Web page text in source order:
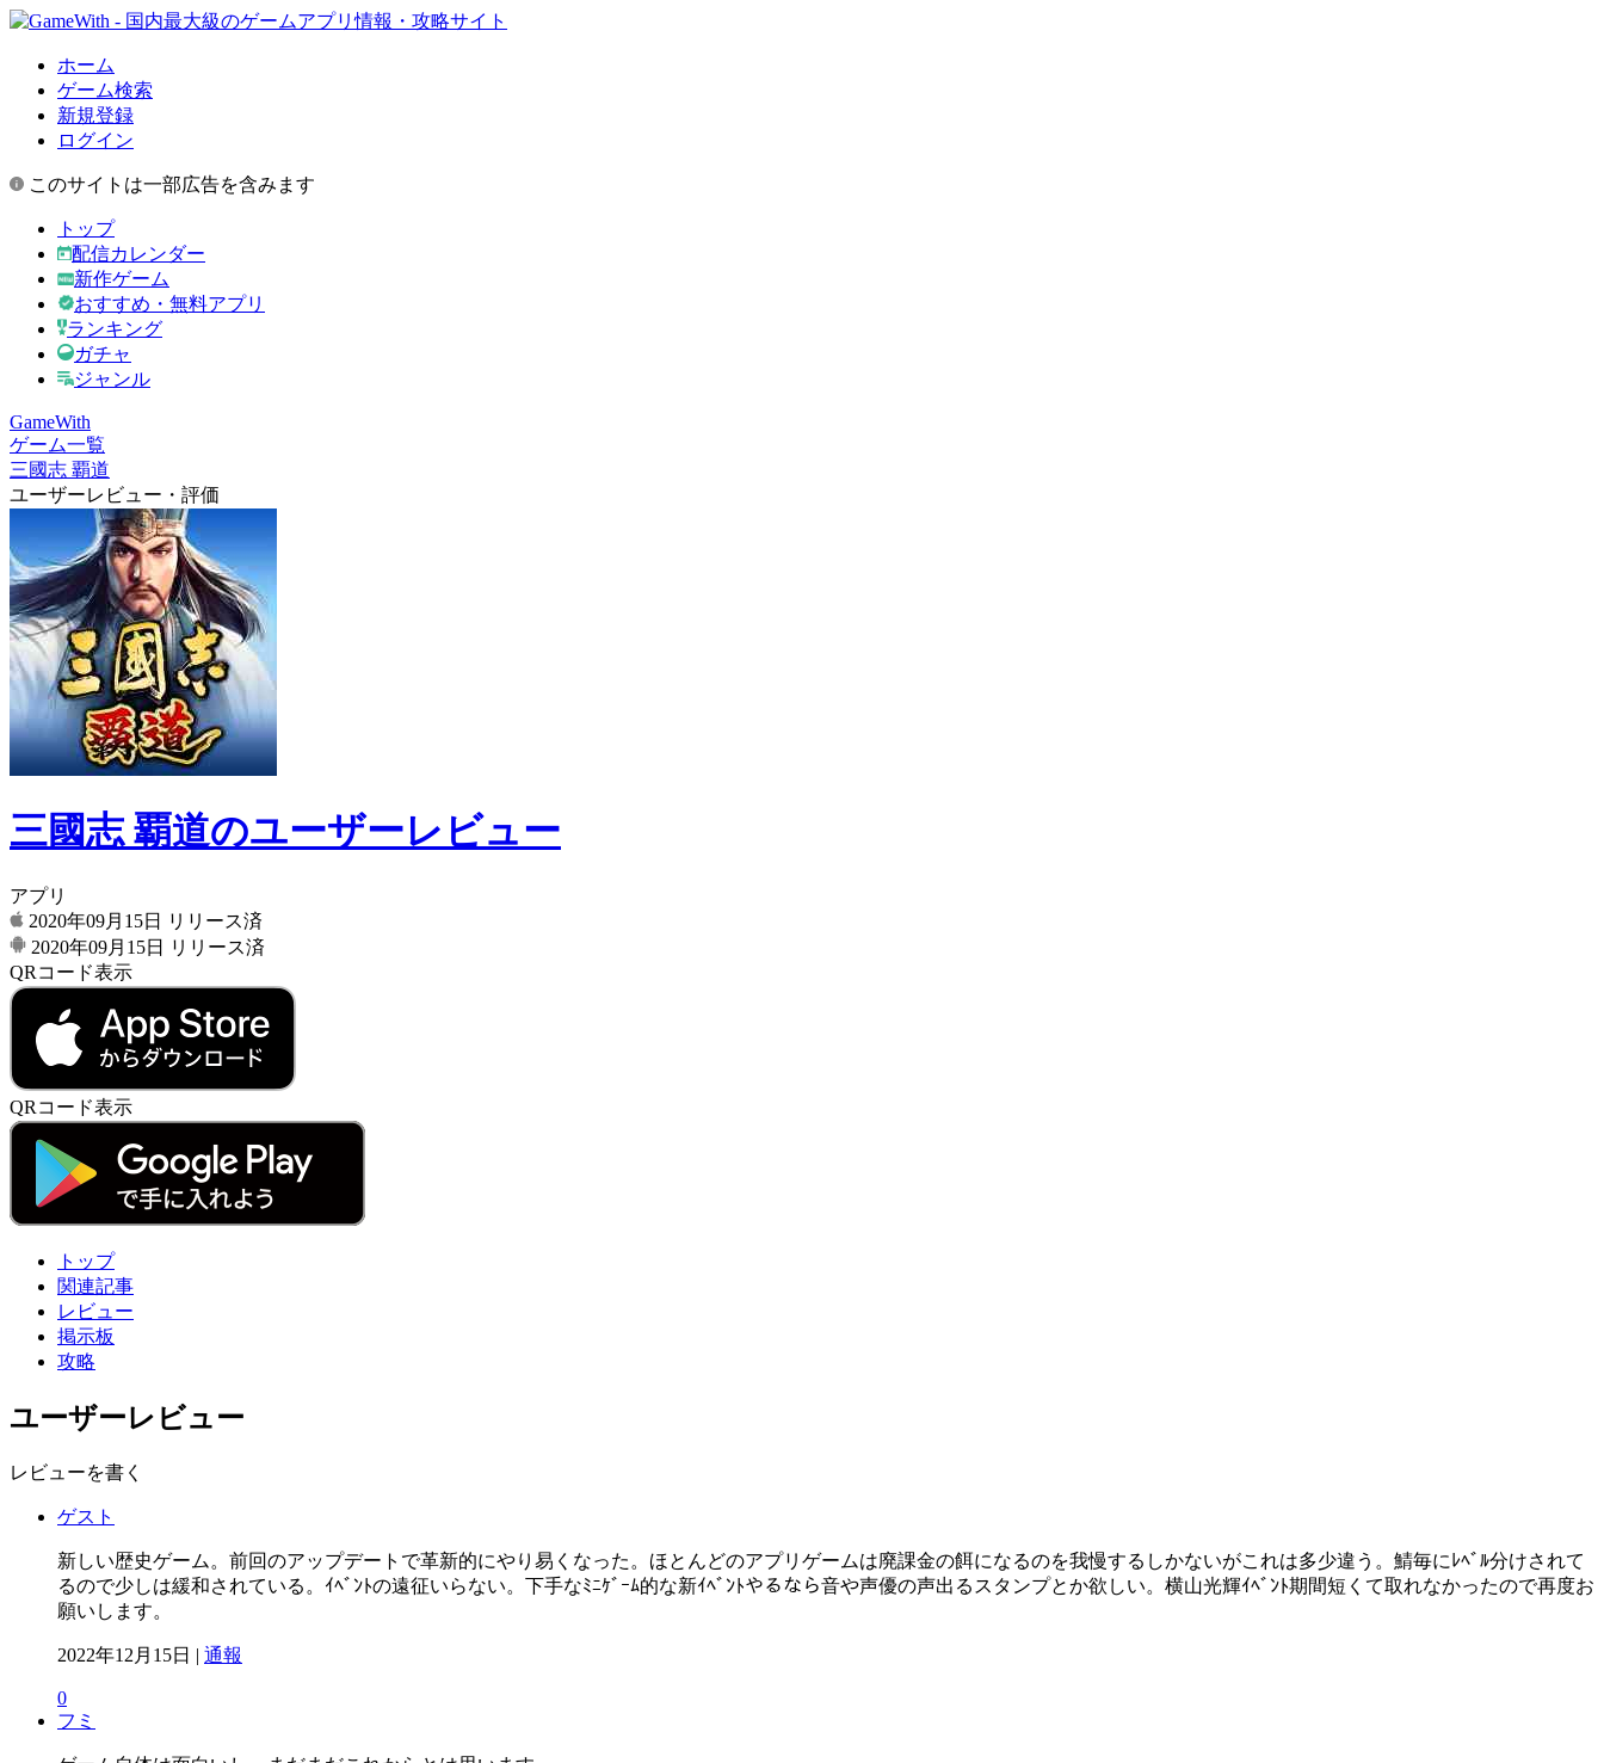
ホーム
ゲーム検索
新規登録
ログイン
このサイトは一部広告を含みます
トップ
配信カレンダー
新作ゲーム
おすすめ・無料アプリ
ランキング
ガチャ
ジャンル
GameWith
ゲーム一覧
三國志 覇道
ユーザーレビュー・評価
三國志 覇道のユーザーレビュー
アプリ
2020年09月15日
リリース済
2020年09月15日
リリース済
QRコード表示
QRコード表示
トップ
関連記事
レビュー
掲示板
攻略
ユーザーレビュー
レビューを書く
ゲスト
新しい歴史ゲーム。前回のアップデートで革新的にやり易くなった。ほとんどのアプリゲームは廃課金の餌になるのを我慢するしかないがこれは多少違う。鯖毎にﾚﾍﾞﾙ分けされて
るので少しは緩和されている。ｲﾍﾞﾝﾄの遠征いらない。下手なﾐﾆｹﾞｰﾑ的な新ｲﾍﾞﾝﾄやるなら音や声優の声出るスタンプとか欲しい。横山光輝ｲﾍﾞﾝﾄ期間短くて取れなかったので再度お
願いします。
2022年12月15日 | 通報
0
フミ